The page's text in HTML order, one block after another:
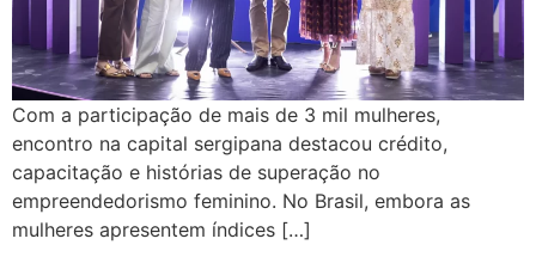
Com a participação de mais de 3 mil mulheres,
encontro na capital sergipana destacou crédito,
capacitação e histórias de superação no
empreendedorismo feminino. No Brasil, embora as
mulheres apresentem índices […]